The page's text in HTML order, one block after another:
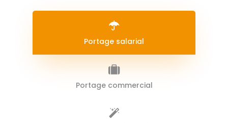
Portage salarial
Portage commercial